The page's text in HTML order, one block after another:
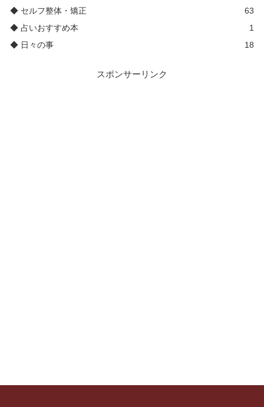
◆ セルフ整体・矯正
63
◆ 占いおすすめ本
1
◆ 日々の事
18
スポンサーリンク